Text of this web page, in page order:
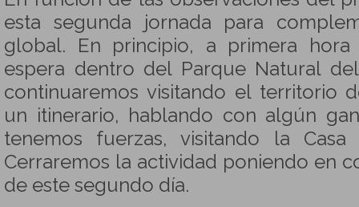
esta segunda jornada para
global. En principio, a primera hora
espera dentro del Parque Natural
continuaremos visitando el territorio
un itinerario, hablando con algún
tenemos fuerzas, visitando la
Cerraremos la actividad poniendo en
de este segundo día.